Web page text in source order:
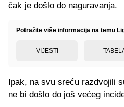
čak je došlo do naguravanja.
Potražite više informacija na temu
VIJESTI
Ipak, na svu sreću razdvojili
ne bi došlo do još većeg